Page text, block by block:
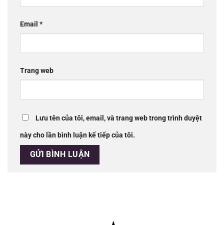
Email *
Trang web
Lưu tên của tôi, email, và trang web trong trình duyệt
này cho lần bình luận kế tiếp của tôi.